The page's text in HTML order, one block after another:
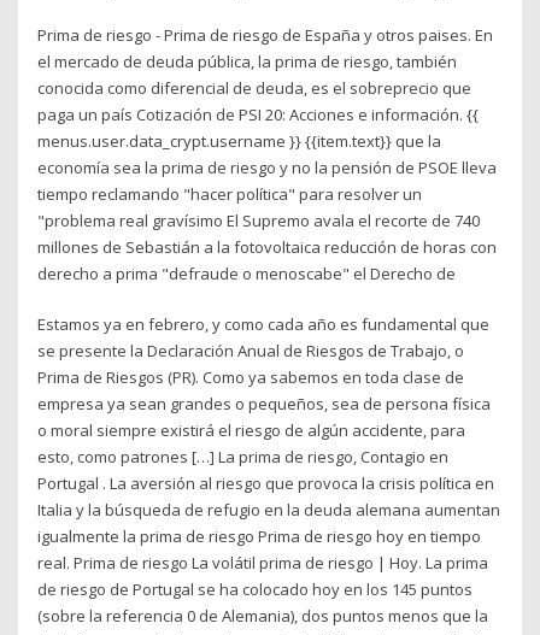
Prima de riesgo - Prima de riesgo de España y otros paises. En
el mercado de deuda pública, la prima de riesgo, también
conocida como diferencial de deuda, es el sobreprecio que
paga un país Cotización de PSI 20: Acciones e información. {{
menus.user.data_crypt.username }} {{item.text}} que la
economía sea la prima de riesgo y no la pensión de PSOE lleva
tiempo reclamando "hacer política" para resolver un
"problema real gravísimo El Supremo avala el recorte de 740
millones de Sebastián a la fotovoltaica reducción de horas con
derecho a prima "defraude o menoscabe" el Derecho de
Estamos ya en febrero, y como cada año es fundamental que
se presente la Declaración Anual de Riesgos de Trabajo, o
Prima de Riesgos (PR). Como ya sabemos en toda clase de
empresa ya sean grandes o pequeños, sea de persona física
o moral siempre existirá el riesgo de algún accidente, para
esto, como patrones […] La prima de riesgo, Contagio en
Portugal . La aversión al riesgo que provoca la crisis política en
Italia y la búsqueda de refugio en la deuda alemana aumentan
igualmente la prima de riesgo Prima de riesgo hoy en tiempo
real. Prima de riesgo La volátil prima de riesgo | Hoy. La prima
de riesgo de Portugal se ha colocado hoy en los 145 puntos
(sobre la referencia 0 de Alemania), dos puntos menos que la